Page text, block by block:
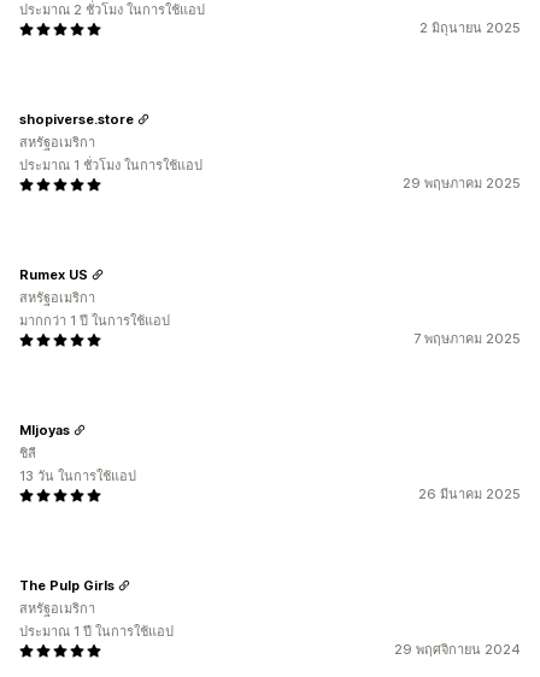
2 มิถุนายน 2025
ประมาณ 2 ชั่วโมง ในการใช้แอป
29 พฤษภาคม 2025
shopiverse.store
สหรัฐอเมริกา
ประมาณ 1 ชั่วโมง ในการใช้แอป
7 พฤษภาคม 2025
Rumex US
สหรัฐอเมริกา
มากกว่า 1 ปี ในการใช้แอป
26 มีนาคม 2025
Mljoyas
ชิลี
13 วัน ในการใช้แอป
29 พฤศจิกายน 2024
The Pulp Girls
สหรัฐอเมริกา
ประมาณ 1 ปี ในการใช้แอป